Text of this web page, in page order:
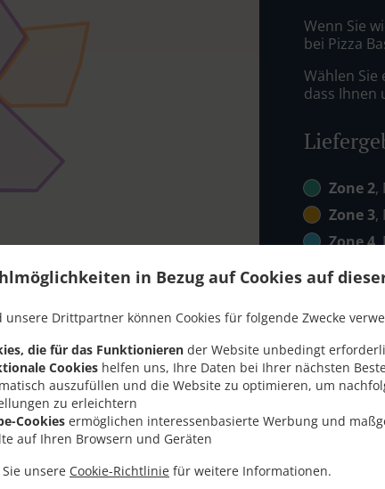
in Bezug auf Cookies auf
unsere Drittpartner können Cookies für folgende Zwecke
die für das Funktionieren der Website unbedingt
Cookies helfen uns, Ihre Daten bei Ihrer nächsten
auszufüllen und die Website zu optimieren, um
zu erleichtern
Cookies ermöglichen interessenbasierte Werbung und
auf Ihren Browsern und Geräten
unsere Cookie-Richtlinie für weitere Informationen.
Wenn Sie
bei Pizza
Wählen
dass Ihnen
Zone 2,
Zone 3,
Zone 4,
Zone 5
Lieferung In